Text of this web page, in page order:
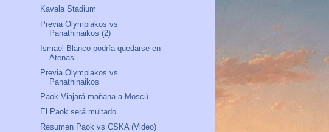
Kavala Stadium
Previa Olympiakos vs
Panathinaikos (2)
Ismael Blanco podría quedarse en
Atenas
Previa Olympiakos vs
Panathinaikos
Paok Viajará mañana a Moscú
El Paok será multado
Resumen Paok vs CSKA (Video)